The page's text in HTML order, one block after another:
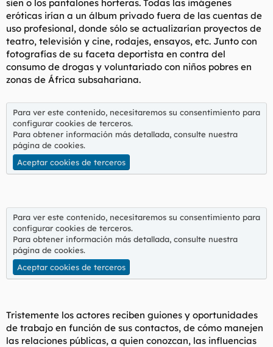
sien o los pantalones horteras. Todas las imágenes
eróticas irían a un álbum privado fuera de las cuentas de
uso profesional, donde sólo se actualizarían proyectos de
teatro, televisión y cine, rodajes, ensayos, etc. Junto con
fotografías de su faceta deportista en contra del
consumo de drogas y voluntariado con niños pobres en
zonas de África subsahariana.
Para ver este contenido, necesitaremos su consentimiento para
configurar cookies de terceros.
Para obtener información más detallada, consulte nuestra
página de cookies.
Aceptar cookies de terceros
Para ver este contenido, necesitaremos su consentimiento para
configurar cookies de terceros.
Para obtener información más detallada, consulte nuestra
página de cookies.
Aceptar cookies de terceros
Tristemente los actores reciben guiones y oportunidades
de trabajo en función de sus contactos, de cómo manejen
las relaciones públicas, a quien conozcan, las influencias